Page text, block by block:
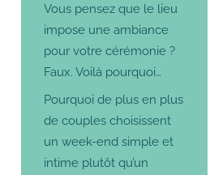
Vous pensez que le lieu
impose une ambiance
pour votre cérémonie ?
Faux. Voilà pourquoi…
Pourquoi de plus en plus
de couples choisissent
un week-end simple et
intime plutôt qu’un